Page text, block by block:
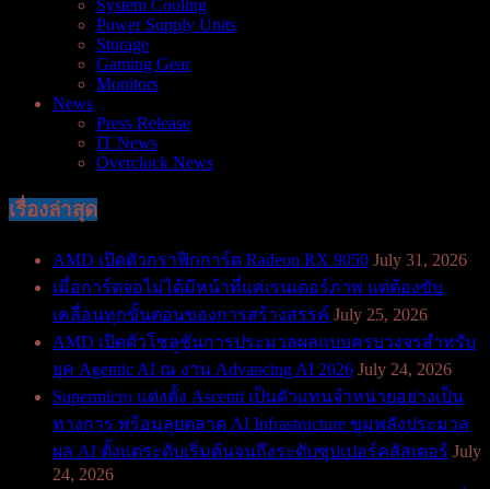
System Cooling
Power Supply Units
Storage
Gaming Gear
Monitors
News
Press Release
IT News
Overclock News
เรื่องล่าสุด
AMD เปิดตัวกราฟิกการ์ด Radeon RX 9050 July 31, 2026
เมื่อการ์ดจอไม่ได้มีหน้าที่แค่เรนเดอร์ภาพ แต่ต้องขับ
เคลื่อนทุกขั้นตอนของการสร้างสรรค์ July 25, 2026
AMD เปิดตัวโซลูชันการประมวลผลแบบครบวงจรสำหรับ
ยุค Agentic AI ณ งาน Advancing AI 2026 July 24, 2026
Supermicro แต่งตั้ง Ascenti เป็นตัวแทนจำหน่ายอย่างเป็น
ทางการ พร้อมลุยตลาด AI Infrastructure ขุมพลังประมวล
ผล AI ตั้งแต่ระดับเริ่มต้นจนถึงระดับซุปเปอร์คลัสเตอร์ July
24, 2026